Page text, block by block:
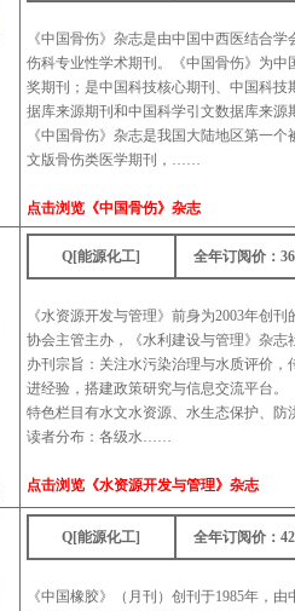
《中国骨伤》杂志是由中国中西医结合
伤科专业性学术期刊。《中国骨伤》为中
奖期刊；是中国科技核心期刊、中国科
据库来源期刊和中国科学引文数据库来源
《中国骨伤》杂志是我国大陆地区第一
文版骨伤类医学期刊，……
点击浏览《中国骨伤》杂志
Q[能源化工] 全年订阅价：
《水资源开发与管理》前身为2003年创
协会主管主办，《水利建设与管理》杂
办刊宗旨：关注水污染治理与水质评价
进经验，搭建政策研究与信息交流平台。
特色栏目有水文水资源、水生态保护、
读者分布：各级水……
点击浏览《水资源开发与管理》杂志
Q[能源化工] 全年订阅价：
《中国橡胶》（月刊）创刊于1985年，